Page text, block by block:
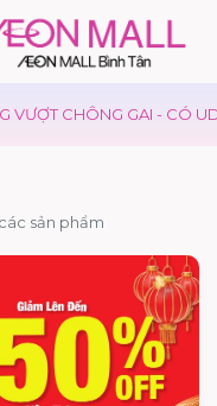
CHÔNG GAI - CÓ
sản phẩm